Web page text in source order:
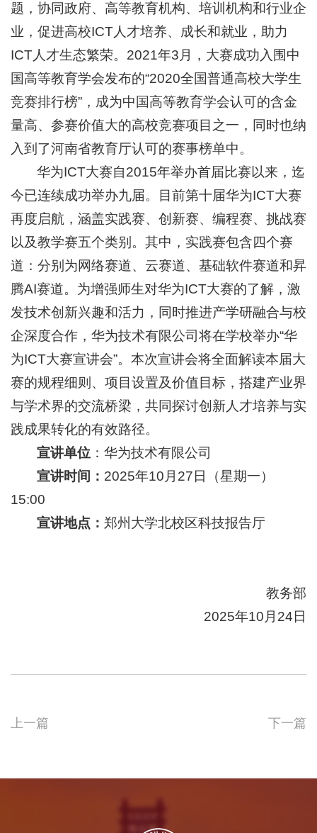
题，协同政府、高等教育机构、培训机构和行业企
业，促进高校ICT人才培养、成长和就业，助力
ICT人才生态繁荣。2021年3月，大赛成功入围中
国高等教育学会发布的“2020全国普通高校大学生
竞赛排行榜”，成为中国高等教育学会认可的含金
量高、参赛价值大的高校竞赛项目之一，同时也纳
入到了河南省教育厅认可的赛事榜单中。
华为ICT大赛自2015年举办首届比赛以来，迄
今已连续成功举办九届。目前第十届华为ICT大赛
再度启航，涵盖实践赛、创新赛、编程赛、挑战赛
以及教学赛五个类别。其中，实践赛包含四个赛
道：分别为网络赛道、云赛道、基础软件赛道和昇
腾AI赛道。为增强师生对华为ICT大赛的了解，激
发技术创新兴趣和活力，同时推进产学研融合与校
企深度合作，华为技术有限公司将在学校举办“华
为ICT大赛宣讲会”。本次宣讲会将全面解读本届大
赛的规程细则、项目设置及价值目标，搭建产业界
与学术界的交流桥梁，共同探讨创新人才培养与实
践成果转化的有效路径。
宣讲单位 ：华为技术有限公司
宣讲时间： 2025年10月27日（星期一）
15:00
宣讲地点：郑州大学北校区科技报告厅
教务部
2025年10月24日
上一篇 下一篇